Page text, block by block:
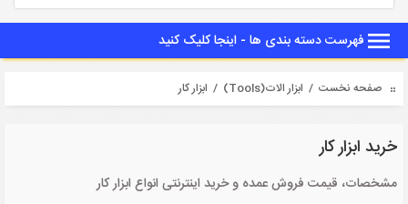
فهرست دسته بندی ها - اینجا کلیک کنید
صفحه نخست / ابزار الات(Tools) / ابزار کار
خرید ابزار کار
مشخصات، قیمت فروش عمده و خرید اینترنتی انواع ابزار کار